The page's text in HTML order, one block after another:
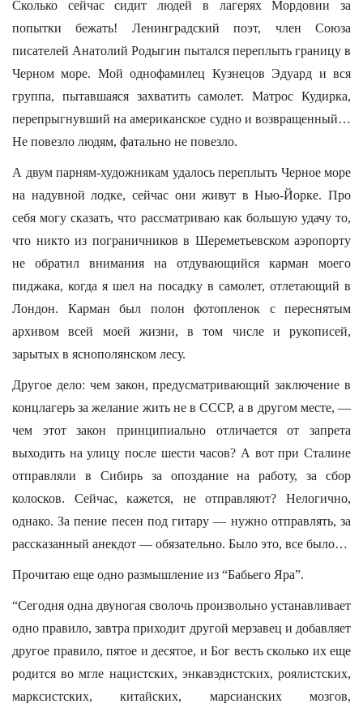
Сколько сейчас сидит людей в лагерях Мордовии за
попытки бежать! Ленинградский поэт, член Союза
писателей Анатолий Родыгин пытался переплыть границу в
Черном море. Мой однофамилец Кузнецов Эдуард и вся
группа, пытавшаяся захватить самолет. Матрос Кудирка,
перепрыгнувший на американское судно и возвращенный…
Не повезло людям, фатально не повезло.
А двум парням-художникам удалось переплыть Черное море
на надувной лодке, сейчас они живут в Нью-Йорке. Про
себя могу сказать, что рассматриваю как большую удачу то,
что никто из пограничников в Шереметьевском аэропорту
не обратил внимания на отдувающийся карман моего
пиджака, когда я шел на посадку в самолет, отлетающий в
Лондон. Карман был полон фотопленок с переснятым
архивом всей моей жизни, в том числе и рукописей,
зарытых в яснополянском лесу.
Другое дело: чем закон, предусматривающий заключение в
концлагерь за желание жить не в СССР, а в другом месте, —
чем этот закон принципиально отличается от запрета
выходить на улицу после шести часов? А вот при Сталине
отправляли в Сибирь за опоздание на работу, за сбор
колосков. Сейчас, кажется, не отправляют? Нелогично,
однако. За пение песен под гитару — нужно отправлять, за
рассказанный анекдот — обязательно. Было это, все было…
Прочитаю еще одно размышление из “Бабьего Яра”.
“Сегодня одна двуногая сволочь произвольно устанавливает
одно правило, завтра приходит другой мерзавец и добавляет
другое правило, пятое и десятое, и Бог весть сколько их еще
родится во мгле нацистских, энкавэдистских, роялистских,
марксистских, китайских, марсианских мозгов,